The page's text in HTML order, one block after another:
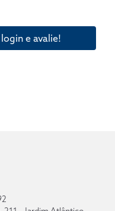
login e avalie!